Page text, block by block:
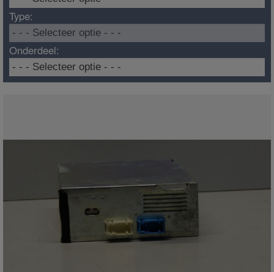
Type:
Onderdeel: